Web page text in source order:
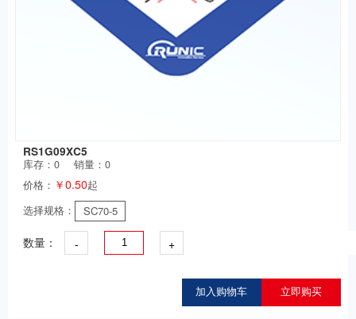
RS1G09XC5
库存：0
销量：0
价格： ￥0.50起
选择规格：
SC70-5
数量： - +
加入购物车 立即购买